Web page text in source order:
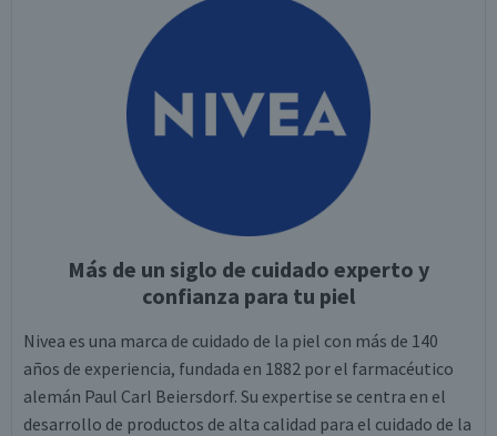
Más de un siglo de cuidado experto y
confianza para tu piel
Nivea es una marca de cuidado de la piel con más de 140
años de experiencia, fundada en 1882 por el farmacéutico
alemán Paul Carl Beiersdorf. Su expertise se centra en el
desarrollo de productos de alta calidad para el cuidado de la